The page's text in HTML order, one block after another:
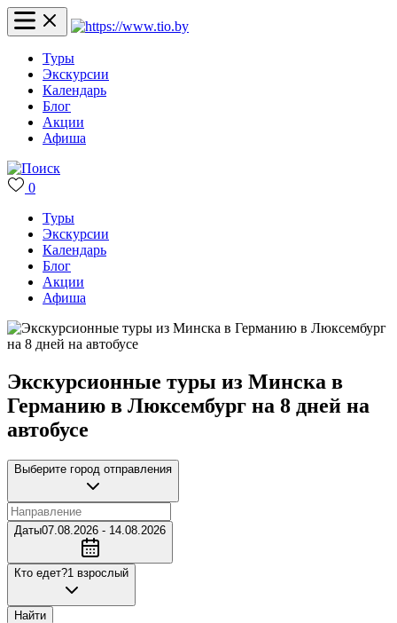
Туры
Экскурсии
Календарь
Блог
Акции
Афиша
0
Туры
Экскурсии
Календарь
Блог
Акции
Афиша
Экскурсионные туры из Минска в
Германию в Люксембург на 8 дней на
автобусе
Выберите город отправления
Даты07.08.2026 - 14.08.2026
Кто едет?1 взрослый
Найти